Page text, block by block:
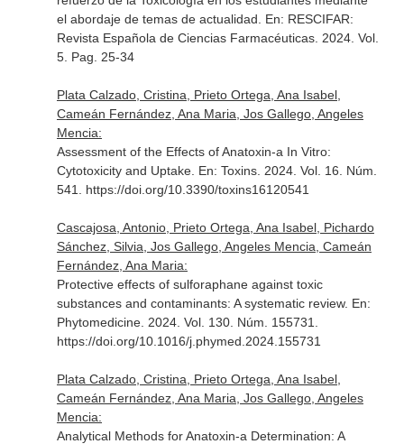
el abordaje de temas de actualidad. En: RESCIFAR:
Revista Española de Ciencias Farmacéuticas. 2024. Vol.
5. Pag. 25-34
Plata Calzado, Cristina, Prieto Ortega, Ana Isabel,
Cameán Fernández, Ana Maria, Jos Gallego, Angeles
Mencia:
Assessment of the Effects of Anatoxin-a In Vitro:
Cytotoxicity and Uptake. En: Toxins. 2024. Vol. 16. Núm.
541. https://doi.org/10.3390/toxins16120541
Cascajosa, Antonio, Prieto Ortega, Ana Isabel, Pichardo
Sánchez, Silvia, Jos Gallego, Angeles Mencia, Cameán
Fernández, Ana Maria:
Protective effects of sulforaphane against toxic
substances and contaminants: A systematic review. En:
Phytomedicine. 2024. Vol. 130. Núm. 155731.
https://doi.org/10.1016/j.phymed.2024.155731
Plata Calzado, Cristina, Prieto Ortega, Ana Isabel,
Cameán Fernández, Ana Maria, Jos Gallego, Angeles
Mencia:
Analytical Methods for Anatoxin-a Determination: A